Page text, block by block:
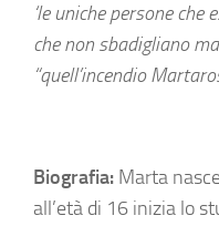
‘le uniche persone
che non sbadigliano
“quell’incendio
Biografia: Marta
all’età di 16 inizia lo